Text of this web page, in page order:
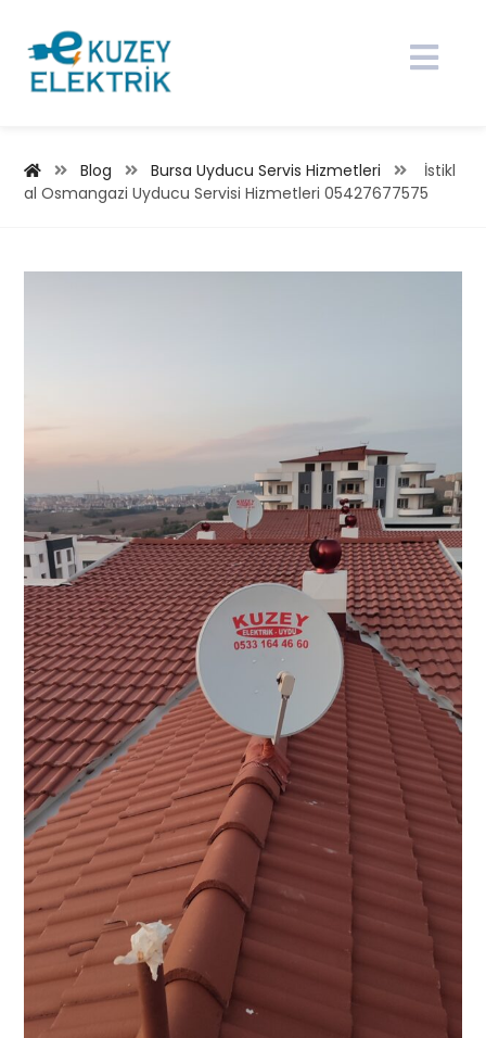
Blog Bursa Uyducu Servis Hizmetleri
İstikl
al Osmangazi Uyducu Servisi Hizmetleri 05427677575